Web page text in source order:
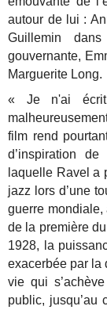
autour de lui :
Guillemin
gouvernante,
Marguerite Long.
« Je n'ai
film rend
d’inspiration
laquelle Ravel a
jazz lors d’une
guerre
de la première
1928, la
exacerbée par la
vie qui
public, jusqu’au